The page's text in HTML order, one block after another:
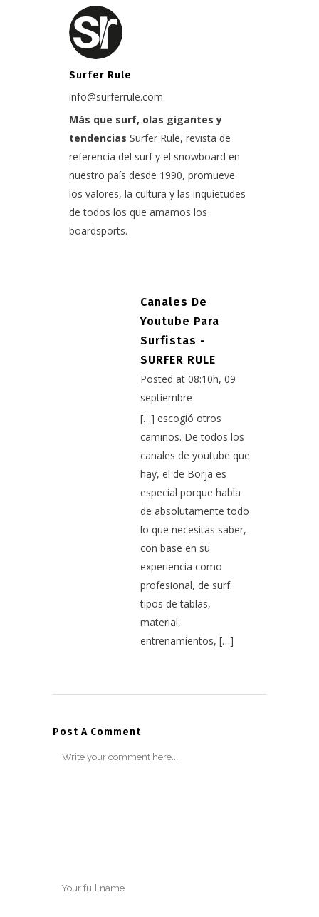
Surfer Rule
info@surferrule.com
Más que surf, olas gigantes y
tendencias Surfer Rule, revista de
referencia del surf y el snowboard en
nuestro país desde 1990, promueve
los valores, la cultura y las inquietudes
de todos los que amamos los
boardsports.
Canales De
Youtube Para
Surfistas -
SURFER RULE
Posted at 08:10h, 09
septiembre
[…] escogió otros
caminos. De todos los
canales de youtube que
hay, el de Borja es
especial porque habla
de absolutamente todo
lo que necesitas saber,
con base en su
experiencia como
profesional, de surf:
tipos de tablas,
material,
entrenamientos, […]
Post A Comment